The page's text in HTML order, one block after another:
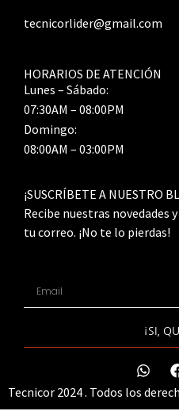
tecnicorlider@gmail.com
HORARIOS DE ATENCIÓN
Lunes – Sábado:
07:30AM – 08:00PM
Domingo:
08:00AM – 03:00PM
¡SUSCRÍBETE A NUESTRO
Recibe nuestras novedades
tu correo. ¡No te lo pierdas!
¡SI,
Tecnicor 2024 . Todos los